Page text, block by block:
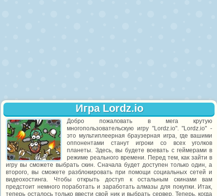
Игра Lordz.io
Добро пожаловать в мега крутую
многопользовательскую игру "Lordz.io". "Lordz.io" -
это мультиплеерная браузерная игра, где вашими
оппонентами станут игроки со всех уголков
планеты. Здесь, вы будете воевать с геймерами в
режиме реального времени. Перед тем, как зайти в
игру вы сможете выбрать скин. Сначала будет доступен только один, а
второго, вы сможете разблокировать при помощи социальных сетей и
видеохостинга. Чтобы открыть доступ к остальным скинами вам
предстоит немного поработать и заработать алмазы для покупки. Итак,
теперь осталось только ввести свой ник и выбрать сервер. Теперь, когда